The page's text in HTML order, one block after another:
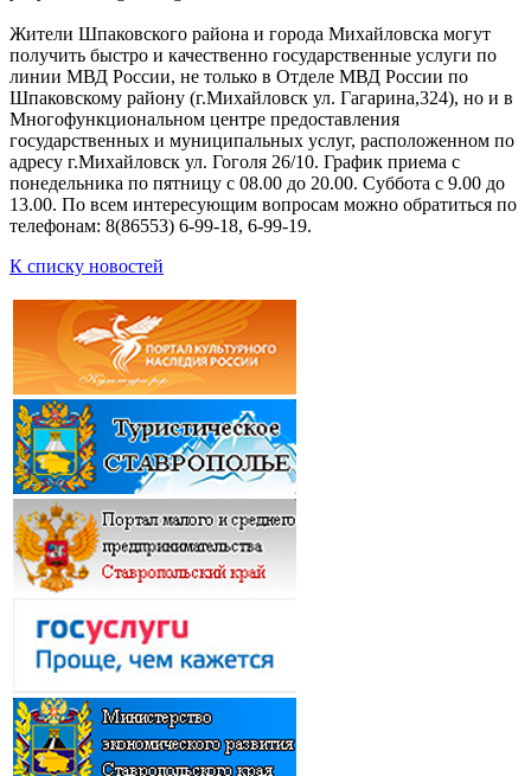
Жители Шпаковского района и города Михайловска могут
получить быстро и качественно государственные услуги по
линии МВД России, не только в Отделе МВД России по
Шпаковскому району (г.Михайловск ул. Гагарина,324), но и в
Многофункциональном центре предоставления
государственных и муниципальных услуг, расположенном по
адресу г.Михайловск ул. Гоголя 26/10. График приема с
понедельника по пятницу с 08.00 до 20.00. Суббота с 9.00 до
13.00. По всем интересующим вопросам можно обратиться по
телефонам: 8(86553) 6-99-18, 6-99-19.
К списку новостей